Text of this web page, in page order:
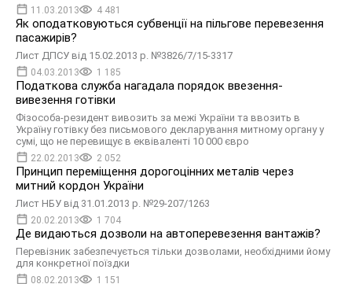
11.03.2013 4 481
Як оподатковуються субвенції на пільгове перевезення
пасажирів?
Лист ДПСУ від 15.02.2013 р. №3826/7/15-3317
04.03.2013 1 185
Податкова служба нагадала порядок ввезення-
вивезення готівки
Фізособа-резидент вивозить за межі України та ввозить в
Україну готівку без письмового декларування митному органу у
сумі, що не перевищує в еквіваленті 10 000 євро
22.02.2013 2 052
Принцип переміщення дорогоцінних металів через
митний кордон України
Лист НБУ від 31.01.2013 р. №29-207/1263
20.02.2013 1 704
Де видаються дозволи на автоперевезення вантажів?
Перевізник забезпечується тільки дозволами, необхідними йому
для конкретної поїздки
08.02.2013 1 151